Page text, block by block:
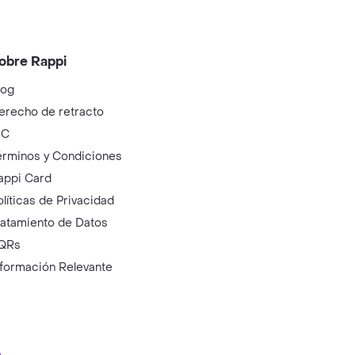
Rappi
de retracto
y Condiciones
Card
de Privacidad
de Datos
Relevante